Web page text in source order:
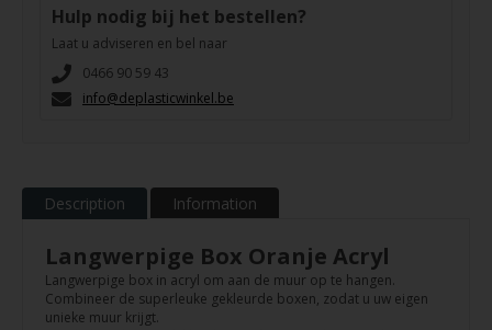
Hulp nodig bij het bestellen?
Laat u adviseren en bel naar
0466 90 59 43
info@deplasticwinkel.be
Description Information
Langwerpige Box Oranje Acryl
Langwerpige box in acryl om aan de muur op te hangen.
Combineer de superleuke gekleurde boxen, zodat u uw eigen
unieke muur krijgt.